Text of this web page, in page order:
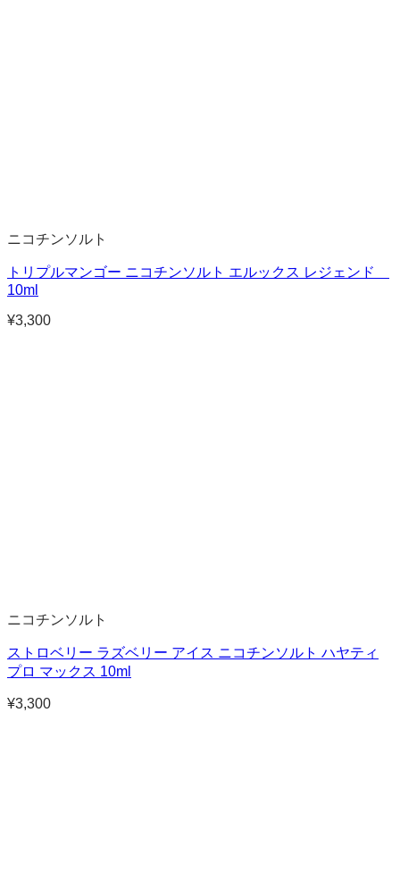
ニコチンソルト
トリプルマンゴー ニコチンソルト エルックス レジェンド
10ml
¥3,300
ニコチンソルト
ストロベリー ラズベリー アイス ニコチンソルト ハヤティ
プロ マックス 10ml
¥3,300